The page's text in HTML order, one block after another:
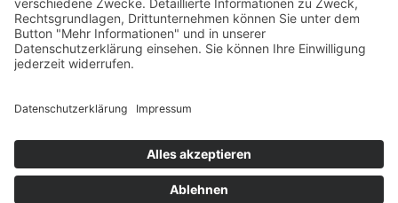
© Stadtmühle Waldenbuch 2026
und Mühlenprodukte ·
Cookie-Einstellungen
Alle Preise inkl. der gesetzlichen MwSt.
Die durchgestrichenen Preise entsprechen dem bisherigen Preis in